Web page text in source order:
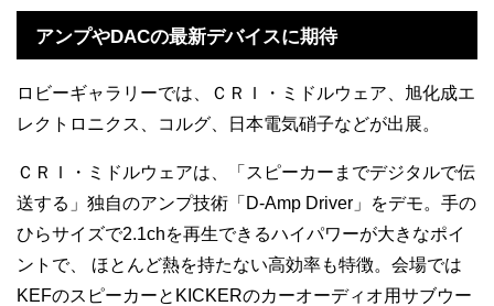
アンプやDACの最新デバイスに期待
ロビーギャラリーでは、ＣＲＩ・ミドルウェア、旭化成エ
レクトロニクス、コルグ、日本電気硝子などが出展。
ＣＲＩ・ミドルウェアは、「スピーカーまでデジタルで伝
送する」独自のアンプ技術「D-Amp Driver」をデモ。手の
ひらサイズで2.1chを再生できるハイパワーが大きなポイ
ントで、
ほとんど熱を持たない高効率も特徴。会場では
KEFのスピーカーとKICKERのカーオーディオ用サブウー